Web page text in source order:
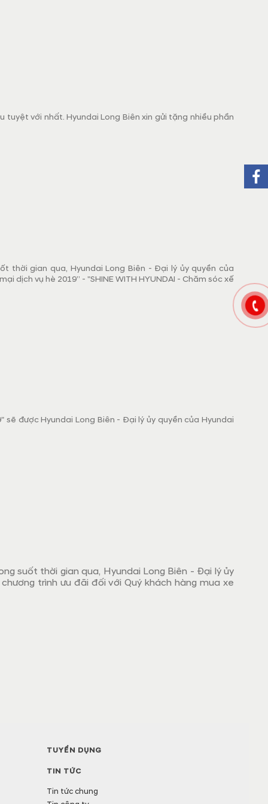
với nhất. Hyundai Long Biên xin gửi tặng nhiều phần
thời gian qua, Hyundai Long Biên - Đại lý ủy quyền của
dịch vụ hè 2019” - "SHINE WITH HYUNDAI - Chăm sóc xế
sẽ được Hyundai Long Biên - Đại lý ủy quyền của Hyundai
suốt thời gian qua, Hyundai Long Biên - Đại lý ủy
trình ưu đãi đối với Quý khách hàng mua xe
TUYỂN DỤNG
TIN TỨC
Tin tức chung